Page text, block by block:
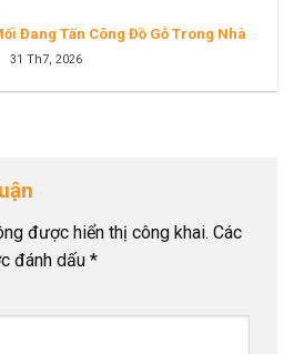
Đang Tấn Công Đồ Gỗ Trong Nhà
31 Th7, 2026
được hiển thị công khai. Các
đánh dấu *